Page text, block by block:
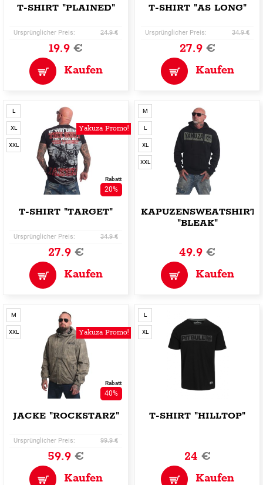
T-SHIRT "PLAINED"
Ursprünglicher Preis: 24.9 €
19.9€
Kaufen
T-SHIRT "AS LONG"
Ursprünglicher Preis: 34.9 €
27.9€
Kaufen
Yakuza Promo!
L
XL
XXL
Rabatt
20%
T-SHIRT "TARGET"
Ursprünglicher Preis: 34.9 €
27.9€
Kaufen
M
L
XL
XXL
KAPUZENSWEATSHIRT
"BLEAK"
49.9€
Kaufen
Yakuza Promo!
M
XXL
Rabatt
40%
JACKE "ROCKSTARZ"
Ursprünglicher Preis: 99.9 €
59.9€
Kaufen
L
XL
T-SHIRT "HILLTOP"
24€
Kaufen